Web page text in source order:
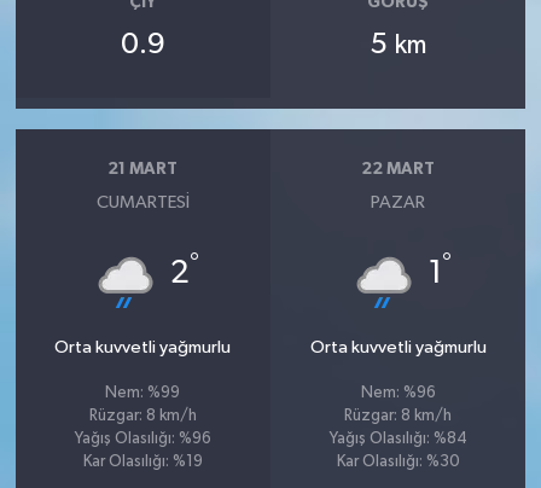
0.9 5 km
21 MART
CUMARTESI
2°
Orta kuvvetli yağmurlu
Nem: %99
Rüzgar: 8 km/h
Yağış Olasılığı: %96
Kar Olasılığı: %19
22 MART
PAZAR
1 °
Orta kuvvetli yağmurlu
Nem: %96
Rüzgar: 8 km/h
Yağış Olasılığı: %84
Kar Olasılığı: %30